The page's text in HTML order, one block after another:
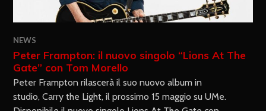
NEWS
Peter Frampton: il nuovo singolo “Lions At The
Gate” con Tom Morello
Peter Frampton rilascerà il suo nuovo album in
studio, Carry the Light, il prossimo 15 maggio su UMe.